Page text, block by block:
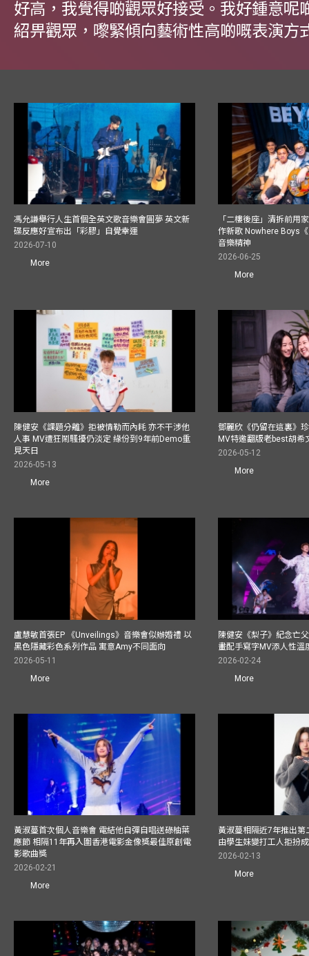
好高，我覺得啲觀眾好接受。我好鍾意呢
紹畀觀眾，嚟緊傾向藝術性高啲嘅表演方
馮允謙舉行人生首個全英文歌音樂會圓夢 英文新
碟反應好宣布出「彩膠」自覺幸運
2026-07-10
More
「二樓後座」清拆前用
作新歌 Nowhere Boys
音樂精神
2026-06-25
More
陳健安《課題分離》拒被情勒而內耗 亦不干涉他
人事 MV遭狂鬧騷擾仍淡定 緣份到9年前Demo重
見天日
2026-05-13
More
鄧麗欣《仍留在這裏》
MV特邀翻版老best胡希
2026-05-12
More
盧慧敏首張EP 《Unveilings》音樂會似辦婚禮 以
黑色隱藏彩色系列作品 寓意Amy不同面向
2026-05-11
More
陳健安《梨子》紀念亡
畫配手寫字MV添人性溫
2026-02-24
More
黃淑蔓首次個人音樂會 電結他自彈自唱送碌柚葉
應節 相隔11年再入圍香港電影金像獎最佳原創電
影歌曲獎
2026-02-21
More
黃淑蔓相隔近7年推出
由學生妹變打工人拒扮
2026-02-13
More